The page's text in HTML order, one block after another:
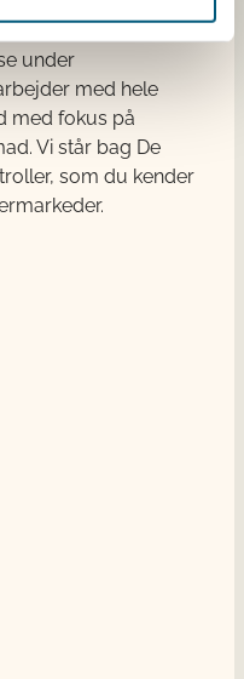
under
med hele
med fokus på
Vi står bag De
som du kender